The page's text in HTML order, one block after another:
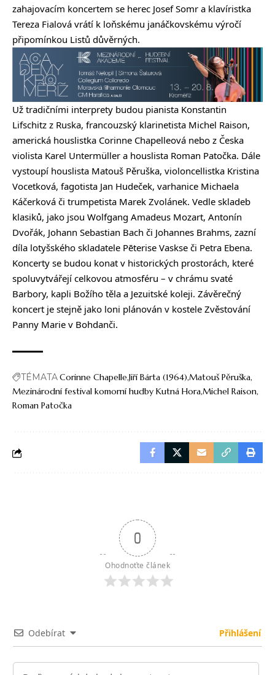
zahajovacím koncertem se herec Josef Somr a klavíristka
Tereza Fialová vrátí k loňskému janáčkovskému výročí
připomínkou Listů důvěrných.
Už tradičními interprety budou pianista Konstantin
Lifschitz z Ruska, francouzský klarinetista Michel Raison,
americká houslistka Corinne Chapelleová nebo z Česka
violista Karel Untermüller a houslista Roman Patočka. Dále
vystoupí houslista Matouš Pěruška, violoncellistka Kristina
Vocetková, fagotista Jan Hudeček, varhanice Michaela
Káčerková či trumpetista Marek Zvolánek. Vedle skladeb
klasiků, jako jsou Wolfgang Amadeus Mozart, Antonín
Dvořák, Johann Sebastian Bach či Johannes Brahms, zazní
díla lotyšského skladatele Pēterise Vaskse či Petra Ebena.
Koncerty se budou konat v historických prostorách, které
spoluvytvářejí celkovou atmosféru – v chrámu svaté
Barbory, kapli Božího těla a Jezuitské koleji. Závěrečný
koncert je stejně jako loni plánován v kostele Zvěstování
Panny Marie v Bohdanči.
TÉMATACorinne ChapelleJiří Bárta (1964) Matouš Pěruška
Mezinárodní festival komorní hudby Kutná HoraMichel Raison
Roman Patočka
0
Ohodnoťte článek
Odebírat Přihlášení